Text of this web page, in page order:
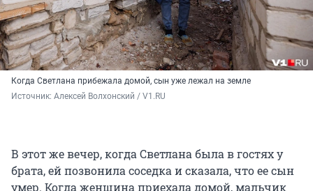
Когда Светлана прибежала домой, сын уже лежал на земле
Источник: Алексей Волхонский / V1.RU
В этот же вечер, когда Светлана была в гостях у
брата, ей позвонила соседка и сказала, что ее сын
умер. Когда женщина приехала домой, мальчик